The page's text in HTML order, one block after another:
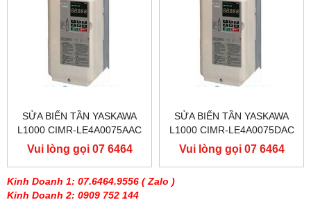
Kinh Doanh 1: 07.6464.9556 ( Zalo )
Kinh Doanh 2: 0909 752 144
SỬA BIẾN TẦN YASKAWA
L1000 CIMR-LE4A0075AAC
400V 37KW, BIẾN TẦN
YASKAWA L1000
Vui lòng gọi 07 6464
9556
SỬA BIẾN TẦN YASKAWA
L1000 CIMR-LE4A0075DAC
400V 37KW, BIẾN TẦN
YASKAWA L1000
Vui lòng gọi 07 6464
9556